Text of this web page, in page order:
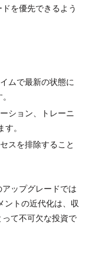
を優先できるよう
ムで最新の状態に
ション、トレーニ
。
スを排除すること
ップグレードでは
ントの近代化は、収
て不可欠な投資で